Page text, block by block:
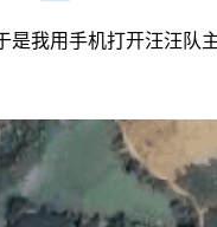
我用手机打开汪汪队